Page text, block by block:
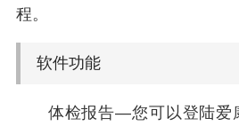
程。
软件功能
体检报告—您可以登陆爱